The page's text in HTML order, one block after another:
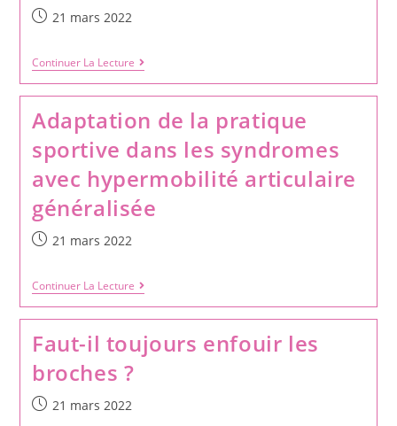
21 mars 2022
Continuer La Lecture
Adaptation de la pratique
sportive dans les syndromes
avec hypermobilité articulaire
généralisée
21 mars 2022
Continuer La Lecture
Faut-il toujours enfouir les
broches ?
21 mars 2022